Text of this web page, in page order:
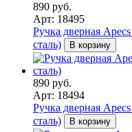
890 руб.
Арт: 18495
Ручка дверная
сталь)
В корзину
890 руб.
Арт: 18494
Ручка дверная
сталь)
В корзину